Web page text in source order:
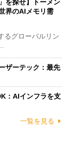
を探せ】トーメン
界のAIメモリ需
るグローバルリン
ザーテック：最先
：AIインフラを支
一覧を見る